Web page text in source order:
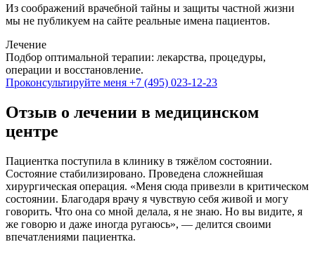
Из соображений врачебной тайны и защиты частной жизни
мы не публикуем на сайте реальные имена пациентов.
Лечение
Подбор оптимальной терапии: лекарства, процедуры,
операции и восстановление.
Проконсультируйте меня +7 (495) 023-12-23
Отзыв о лечении в медицинском
центре
Пациентка поступила в клинику в тяжёлом состоянии.
Состояние стабилизировано. Проведена сложнейшая
хирургическая операция. «Меня сюда привезли в критическом
состоянии. Благодаря врачу я чувствую себя живой и могу
говорить. Что она со мной делала, я не знаю. Но вы видите, я
же говорю и даже иногда ругаюсь», — делится своими
впечатлениями пациентка.